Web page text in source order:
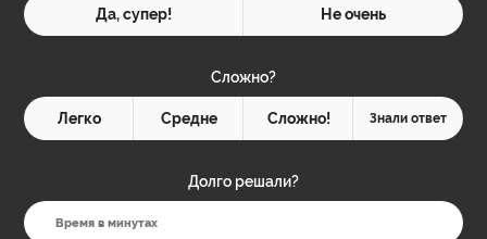
Да, супер! Не очень
Сложно?
Легко Средне Сложно! Знали ответ
Долго решали?